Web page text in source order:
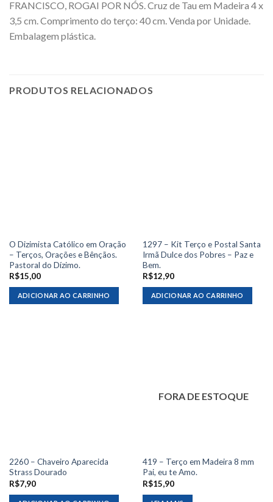
FRANCISCO, ROGAI POR NÓS. Cruz de Tau em Madeira 4 x
3,5 cm. Comprimento do terço: 40 cm. Venda por Unidade.
Embalagem plástica.
PRODUTOS RELACIONADOS
O Dizimista Católico em Oração
– Terços, Orações e Bênçãos.
Pastoral do Dízimo.
R$15,00
ADICIONAR AO CARRINHO
1297 – Kit Terço e Postal Santa
Irmã Dulce dos Pobres – Paz e
Bem.
R$12,90
ADICIONAR AO CARRINHO
2260 – Chaveiro Aparecida
Strass Dourado
R$7,90
FORA DE ESTOQUE
419 – Terço em Madeira 8 mm
Pai, eu te Amo.
R$15,90